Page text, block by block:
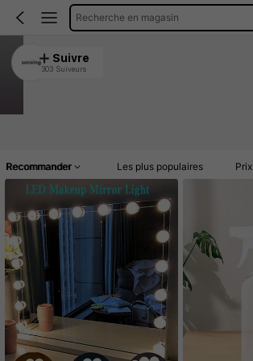
Recherche en magasin
sonxing
4.91
Suivre
303 Suiveurs
Recommander Les plus populaires Prix